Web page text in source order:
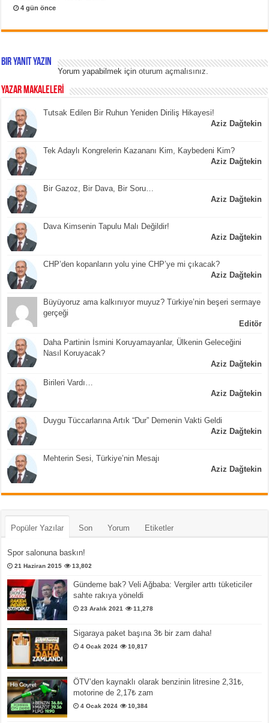
4 gün önce
Bir yanıt yazın
Yorum yapabilmek içinoturum açmalısınız
YAZAR MAKALELERİ
Tutsak Edilen Bir Ruhun Yeniden Diriliş Hikayesi!
Aziz Dağtekin
Tek Adaylı Kongrelerin Kazananı Kim, Kaybedeni Kim?
Aziz Dağtekin
Bir Gazoz, Bir Dava, Bir Soru…
Aziz Dağtekin
Dava Kimsenin Tapulu Malı Değildir!
Aziz Dağtekin
CHP’den kopanların yolu yine CHP’ye mi çıkacak?
Aziz Dağtekin
Büyüyoruz ama kalkınıyor muyuz? Türkiye’nin beşeri sermaye
gerçeği
Editör
Daha Partinin İsmini Koruyamayanlar, Ülkenin Geleceğini
Nasıl Koruyacak?
Aziz Dağtekin
Birileri Vardı…
Aziz Dağtekin
Duygu Tüccarlarına Artık “Dur” Demenin Vakti Geldi
Aziz Dağtekin
Mehterin Sesi, Türkiye’nin Mesajı
Aziz Dağtekin
Popüler Yazılar Son Yorum Etiketler
Spor salonuna baskın!
21 Haziran 2015 13,802
Gündeme bak? Veli Ağbaba: Vergiler arttı tüketiciler
sahte rakıya yöneldi
23 Aralık 2021 11,278
Sigaraya paket başına 3₺ bir zam daha!
4 Ocak 2024 10,817
ÖTV’den kaynaklı olarak benzinin litresine 2,31₺,
motorine de 2,17₺ zam
4 Ocak 2024 10,384